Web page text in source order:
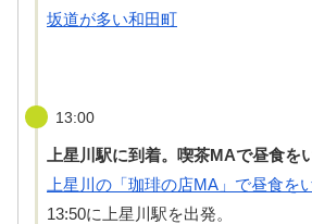
坂道が多い和田町
13:00
上星川駅に到着。喫茶MAで昼食を
上星川の「珈琲の店MA」で昼食を
13:50に上星川駅を出発。